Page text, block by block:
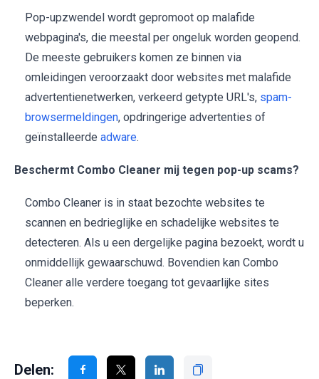
Pop-upzwendel wordt gepromoot op malafide
webpagina's, die meestal per ongeluk worden geopend.
De meeste gebruikers komen ze binnen via
omleidingen veroorzaakt door websites met malafide
advertentienetwerken, verkeerd getypte URL's, spam-
browsermeldingen, opdringerige advertenties of
geïnstalleerde adware.
Beschermt Combo Cleaner mij tegen pop-up scams?
Combo Cleaner is in staat bezochte websites te
scannen en bedrieglijke en schadelijke websites te
detecteren. Als u een dergelijke pagina bezoekt, wordt u
onmiddellijk gewaarschuwd. Bovendien kan Combo
Cleaner alle verdere toegang tot gevaarlijke sites
beperken.
Delen: